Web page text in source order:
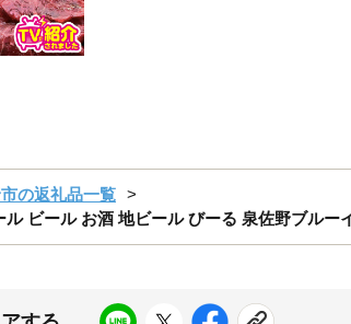
の返礼品一覧
ビール お酒 地ビール びーる 泉佐野ブルー